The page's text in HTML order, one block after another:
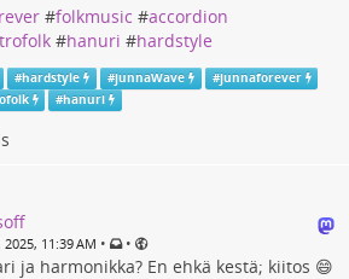
#folkmusic #accordion
#hanuri #hardstyle
#hardstyle #junnaWave #junnaforever
#hanuri
11:39 AM • •
ja harmonikka? En ehkä kestä; kiitos 😄